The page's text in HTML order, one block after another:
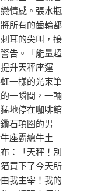
情感。張水瓶
所有的齒輪都
耳的尖叫，接
告。「能量超
升天秤座運
一樣的光束筆
一瞬間，一輛
地停在咖啡館
石項圈的男
座霸總牛土
：「天秤！別
買下了今天所
我主宰！我的